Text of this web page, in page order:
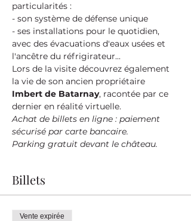
particularités :
- son système de défense unique
- ses installations pour le quotidien,
avec des évacuations d'eaux usées et
l'ancêtre du réfrigirateur...
Lors de la visite découvrez également
la vie de son ancien propriétaire
Imbert de Batarnay, racontée par ce
dernier en réalité virtuelle.
Achat de billets en ligne : paiement
sécurisé par carte bancaire.
Parking gratuit devant le château.
Billets
Vente expirée